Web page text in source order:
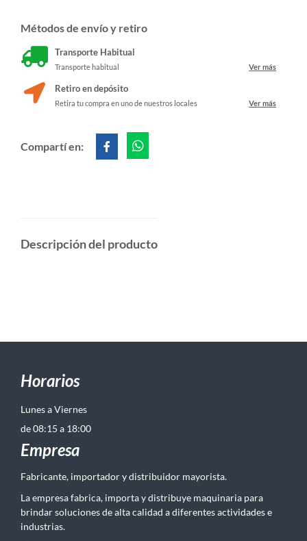
Métodos de envío y retiro
Transporte Habitual
Transporte habitual Ver más
Retiro en depósito
Retira tu compra en uno de nuestros locales Ver más
Compartí en:
Descripción del producto
Horarios
Lunes a Viernes
de 08:15 a 18:00
Empresa
Fabricante, importador y distribuidor mayorista.
La empresa fabrica, importa y distribuye maquinaria para
brindar soluciones de alta calidad a diferentes actividades e
industrias.